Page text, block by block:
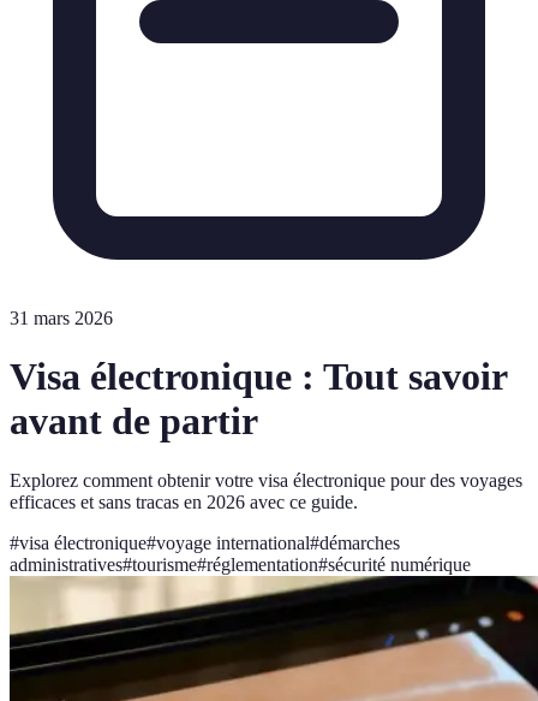
31 mars 2026
Visa électronique : Tout savoir
avant de partir
Explorez comment obtenir votre visa électronique pour des voyages
efficaces et sans tracas en 2026 avec ce guide.
#visa électronique#voyage international#démarches
administratives#tourisme#réglementation#sécurité numérique